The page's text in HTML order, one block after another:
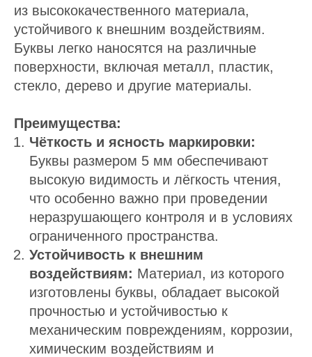
из высококачественного материала,
устойчивого к внешним воздействиям.
Буквы легко наносятся на различные
поверхности, включая металл, пластик,
стекло, дерево и другие материалы.
Преимущества:
Чёткость и ясность маркировки:
Буквы размером 5 мм обеспечивают
высокую видимость и лёгкость чтения,
что особенно важно при проведении
неразрушающего контроля и в условиях
ограниченного пространства.
Устойчивость к внешним
воздействиям: Материал, из которого
изготовлены буквы, обладает высокой
прочностью и устойчивостью к
механическим повреждениям, коррозии,
химическим воздействиям и